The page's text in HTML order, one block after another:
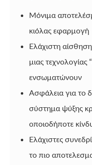
Μόνιμα
κιόλας εφαρμογή
Ελάχιστη
μιας
ενσωματώνουν
Ασφάλεια για το
σύστημα ψύξης
οποιοδήποτε
Ελάχιστες
το πιο